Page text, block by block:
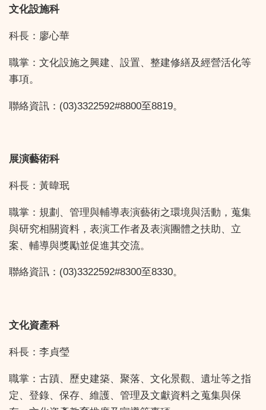
文化設施科
科長：廖心華
職掌：文化設施之興建、設置、整建修繕及經營活化等
事項。
聯絡資訊：(03)3322592#8800至8819。
展演藝術科
科長：黃暐珉
職掌：規劃、管理與輔導表演藝術之環境與活動，蒐集
與研究相關資料，表演工作者及表演團體之扶助、立
案、輔導與獎勵並促進其交流。
聯絡資訊：(03)3322592#8300至8330。
文化資產科
科長：李貞瑩
職掌：古蹟、歷史建築、聚落、文化景觀、遺址等之指
定、登錄、保存、維護、管理及文獻資料之蒐集與保